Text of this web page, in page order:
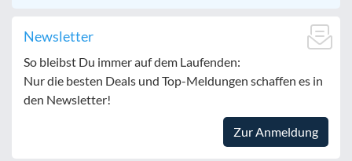
Newsletter
So bleibst Du immer auf dem Laufenden:
Nur die besten Deals und Top-Meldungen schaffen es in
den Newsletter!
Zur Anmeldung